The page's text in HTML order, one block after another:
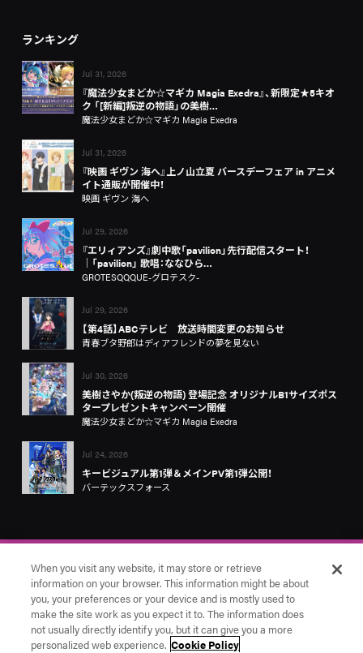
ランキング
Jul 31, 2026
『魔法少女まどか☆マギカ Magia Exedra』、新限定★5キオ
ク 「[新編]叛逆の物語」の美樹…
魔法少女まどか☆マギカ Magia Exedra
Jul 31, 2026
『映画 ギヴン 海へ』上ノ山立夏 バースデーフェア in アニメ
イト通販が開催中！
映画 ギヴン 海へ
Jul 29, 2026
『エリィアンズ』劇中歌「pavilion」先行配信スタート！
│「pavilion」 歌唱：ななひら…
GROTESQQQUE-グロテスク-
Jul 29, 2026
【第4話】ABCテレビ 放送時間変更のお知らせ
青春ブタ野郎はディアフレンドの夢を見ない
Jul 30, 2026
美樹さやか(叛逆の物語) 登場記念 オリジナルB1サイズポス
タープレゼントキャンペーン開催
魔法少女まどか☆マギカ Magia Exedra
Jul 24, 2026
キービジュアル第1弾＆メインPV第1弾公開！
バーテックスフォース
お問い合わせ アニプレックス
Cookie Settings
© Aniplex Inc. All rights reserved.
When you visit any website, it may store or retrieve
information on your browser. This information might be about
you, your preferences or your device and is mostly used to
make the site work as you expect it to. The information does
not usually directly identify you, but it can give you a more
personalized web experience. Cookie Policy